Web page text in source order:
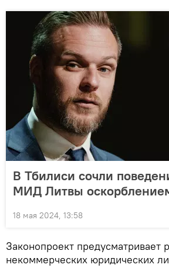
В Тбилиси сочли
МИД Литвы
18 мая 2024, 13:58
Законопроект предусматривает
некоммерческих юридических